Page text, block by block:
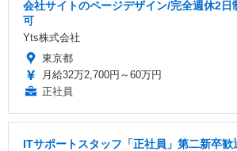
会社サイトのページデザイン/完全週休2日
可
Yts株式会社
東京都
月給32万2,700円～60万円
正社員
ITサポートスタッフ「正社員」第二新卒歓